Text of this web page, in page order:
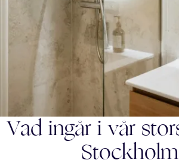
Vad ingår i vår
Stockholm